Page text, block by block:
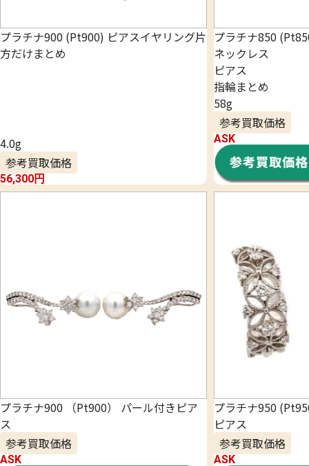
プラチナ900 (Pt900) ピアスイヤリング片
方だけまとめ
4.0g
参考買取価格
56,300円
プラチナ850
ネックレス
ピアス
指輪まとめ
58g
参考買取価格
ASK
プラチナ900 （Pt900） パール付きピア
ス
参考買取価格
ASK
プラチナ950
ピアス
参考買取価格
ASK